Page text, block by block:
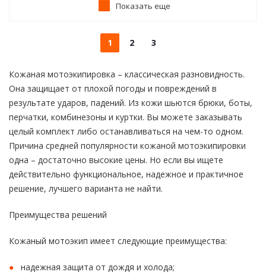
Показать еще
1 2 3
Кожаная мотоэкипировка – классическая разновидность.
Она защищает от плохой погоды и повреждений в
результате ударов, падений. Из кожи шьются брюки, боты,
перчатки, комбинезоны и куртки. Вы можете заказывать
целый комплект либо останавливаться на чем-то одном.
Причина средней популярности кожаной мотоэкипировки
одна – достаточно высокие цены. Но если вы ищете
действительно функциональное, надежное и практичное
решение, лучшего варианта не найти.
Преимущества решений
Кожаный мотоэкип имеет следующие преимущества:
надежная защита от дождя и холода;